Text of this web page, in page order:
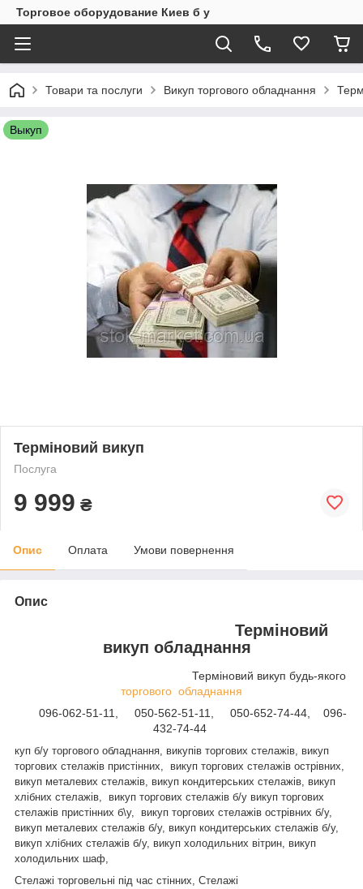
Торговое оборудование Киев б у
Товари та послуги Викуп торгового обладнання
Выкуп
Терміновий викуп
Послуга
9 999 ₴
Опис Оплата Умови повернення
Опис
Терміновий
викуп обладнання
Терміновий викуп будь-якого
торгового обладнання
096-062-51-11, 050-562-51-11, 050-652-74-44, 096-
432-74-44
куп б/у торгового обладнання, викупів торгових стелажів, викуп
торгових стелажів пристінних, викуп торгових стелажів острівних,
викуп металевих стелажів, викуп кондитерських стелажів, викуп
хлібних стелажів, викуп торгових стелажів б/у викуп торгових
стелажів пристінних б\у, викуп торгових стелажів острівних б/у,
викуп металевих стелажів б/у, викуп кондитерських стелажів б/у,
викуп хлібних стелажів б/у, викуп холодильних вітрин, викуп
холодильних шаф,
Стелажі торговельні під час стінних, Стелажі